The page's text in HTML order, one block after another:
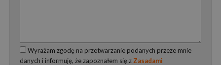
Wyrażam zgodę na przetwarzanie podanych przeze mnie
danych i informuję, że zapoznałem się z Zasadami